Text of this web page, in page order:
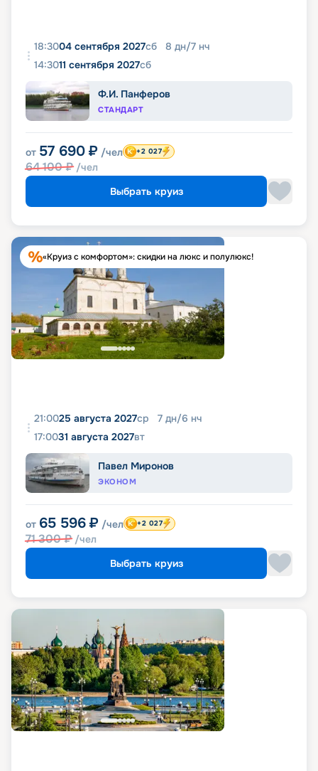
18:3004 сентября 2027сб 8 дн/7 нч
14:3011 сентября 2027сб
Ф.И. Панферов
СТАНДАРТ
от 57 690 ₽ /чел
64 100₽ /чел
+2 027
Выбрать круиз
«Круиз с комфортом»: скидки на люкс и полулюкс!
21:0025 августа 2027ср 7 дн/6 нч
17:0031 августа 2027вт
Павел Миронов
ЭКОНОМ
от 65 596 ₽ /чел
71 300₽ /чел
+2 027
Выбрать круиз